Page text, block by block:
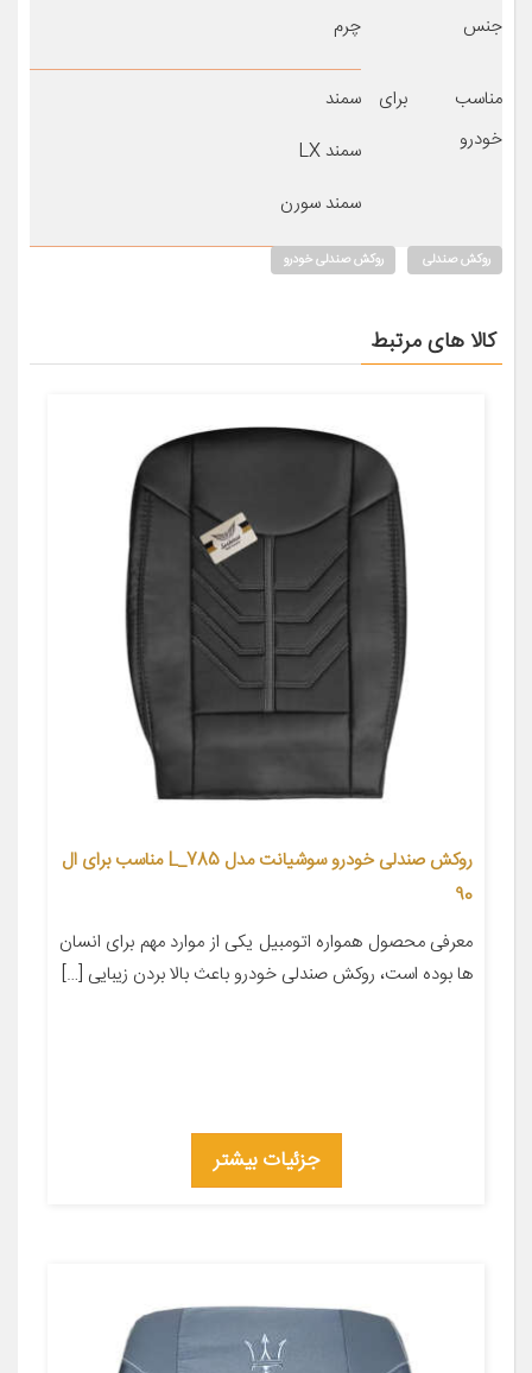
جنس چرم
مناسب برای
خودرو
سمند
سمند LX
سمند سورن
روکش صندلی روکش صندلی خودرو
کالا های مرتبط
روکش صندلی خودرو سوشیانت مدل L_785 مناسب برای ال
90
معرفی محصول همواره اتومبیل یکی از موارد مهم برای انسان
ها بوده است، روکش صندلی خودرو باعث بالا بردن زیبایی […]
جزئیات بیشتر